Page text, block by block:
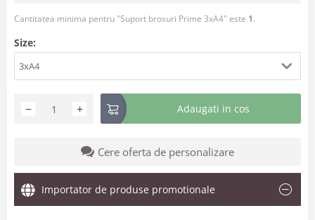
Cantitatea minima pentru "Suport brosuri Prime 3xA4" este 1.
Size:
3xA4
+
− Adaugati in cos
Cere oferta de personalizare
Importator de produse promotionale